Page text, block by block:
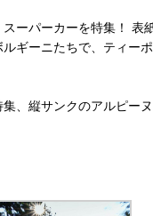
ーパーカーを特集！ 表
ギーニたちで、ティー
、縦サンクのアルピー